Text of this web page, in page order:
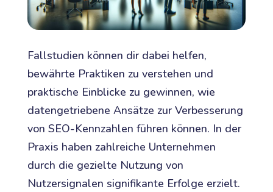
Fallstudien können dir dabei helfen,
bewährte Praktiken zu verstehen und
praktische Einblicke zu gewinnen, wie
datengetriebene Ansätze zur Verbesserung
von SEO-Kennzahlen führen können. In der
Praxis haben zahlreiche Unternehmen
durch die gezielte Nutzung von
Nutzersignalen signifikante Erfolge erzielt.